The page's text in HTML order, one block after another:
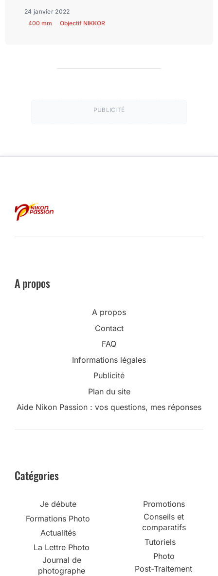
24 janvier 2022
400 mm
Objectif NIKKOR
PUBLICITÉ
A propos
A propos
Contact
FAQ
Informations légales
Publicité
Plan du site
Aide Nikon Passion : vos questions, mes réponses
Catégories
Je débute
Formations Photo
Actualités
La Lettre Photo
Journal de
photographe
Promotions
Conseils et
comparatifs
Tutoriels
Photo
Post-Traitement